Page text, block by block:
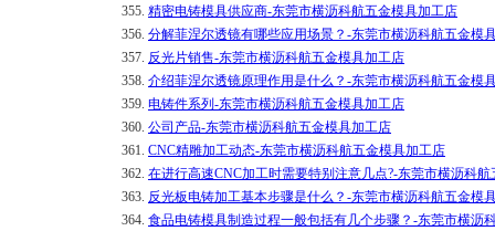
355. 精密电铸模具供应商-东莞市横沥科航五金模具加工店
356. 分解菲涅尔透镜有哪些应用场景？-东莞市横沥科航五金模
357. 反光片销售-东莞市横沥科航五金模具加工店
358. 介绍菲涅尔透镜原理作用是什么？-东莞市横沥科航五金模
359. 电铸件系列-东莞市横沥科航五金模具加工店
360. 公司产品-东莞市横沥科航五金模具加工店
361. CNC精雕加工动态-东莞市横沥科航五金模具加工店
362. 在进行高速CNC加工时需要特别注意几点?-东莞市横沥科
363. 反光板电铸加工基本步骤是什么？-东莞市横沥科航五金模
364. 食品电铸模具制造过程一般包括有几个步骤？-东莞市横沥